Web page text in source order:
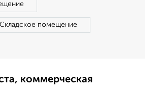
Складское помещение
коммерческая